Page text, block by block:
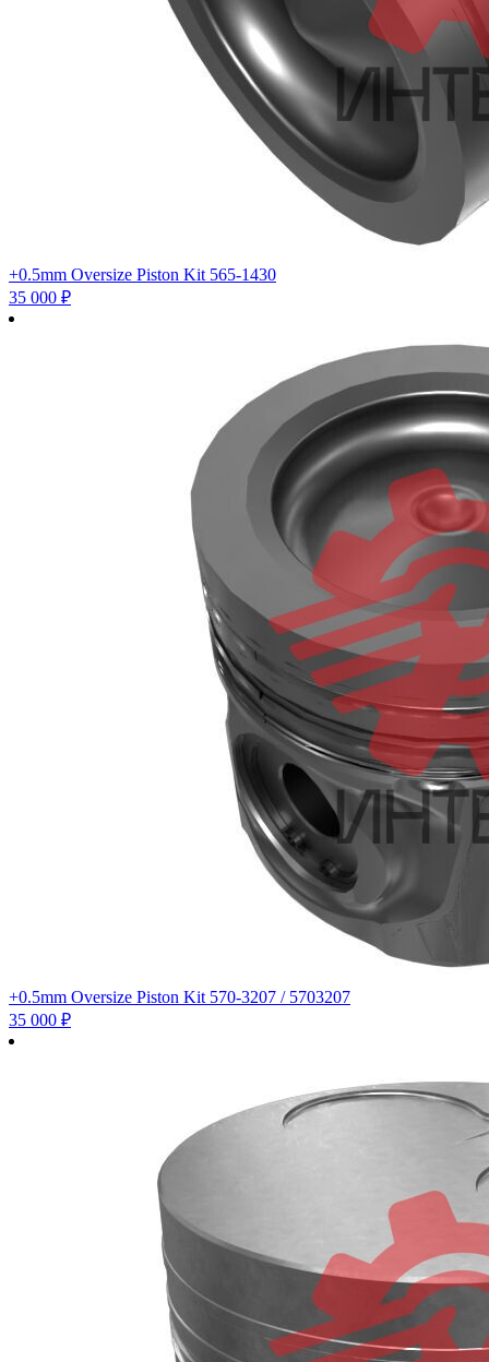
+0.5mm Oversize Piston Kit 565-1430
35 000 ₽
+0.5mm Oversize Piston Kit 570-3207 / 5703207
35 000 ₽